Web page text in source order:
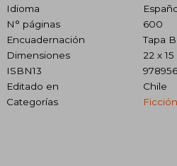
Idioma
N° páginas
600
Encuadernación
Tapa
Dimensiones
22 x
ISBN13
Editado en
Chile
Categorías